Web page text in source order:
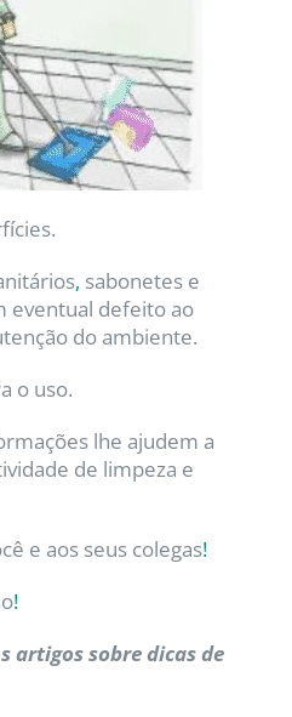
, sabonetes e
eventual defeito ao
do ambiente.
o uso.
lhe ajudem a
de limpeza e
e aos seus colegas!
!
artigos sobre dicas de